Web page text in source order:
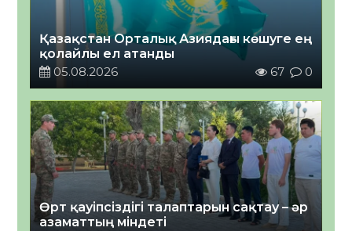
Қазақстан Орталық Азиядағы көшуге ең
қолайлы ел атанды
05.08.2026
67 0
Өрт қауіпсіздігі талаптарын сақтау – әр
азаматтың міндеті